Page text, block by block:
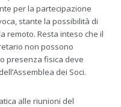
per la partecipazione
stante la possibilità di
remoto. Resta inteso che il
non possono
presenza fisica deve
dei Soci.
alle riunioni del